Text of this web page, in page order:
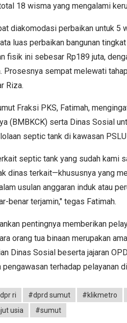
18 wisma yang mengalami
diakomodasi perbaikan untuk 5
luas perbaikan bangunan
fisik ini sebesar Rp189 juta,
Prosesnya sempat melewati
Riza.
Fraksi PKS, Fatimah,
(BMBKCK) serta Dinas Sosial
septic tank di kawasan PSLU
septic tank yang sudah kami
dinas terkait—khususnya yang
usulan anggaran induk atau
benar terjamin," tegas Fatimah.
pentingnya memberikan
orang tua binaan merupakan
Dinas Sosial beserta jajaran
terhadap pelayanan
ri #dprd sumut #klikmetro
usia
#sumut